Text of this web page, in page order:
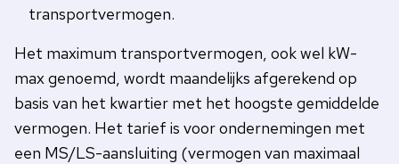
transportvermogen.
Het maximum transportvermogen, ook wel kW-
max genoemd, wordt maandelijks afgerekend op
basis van het kwartier met het hoogste gemiddelde
vermogen. Het tarief is voor ondernemingen met
een MS/LS-aansluiting (vermogen van maximaal